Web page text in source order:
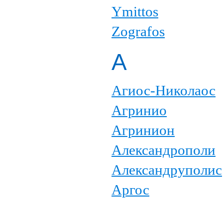
Ymittos
Zografos
А
Агиос-Николаос
Агринио
Агринион
Александрополи
Александруполис
Аргос